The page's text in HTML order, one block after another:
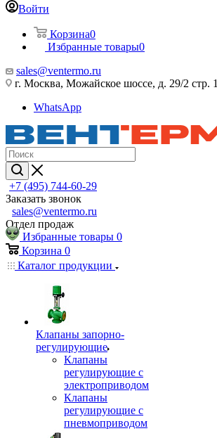
Войти
Корзина0
Избранные товары0
sales@ventermo.ru
г. Москва, Можайское шоссе, д. 29/2 стр. 1
WhatsApp
+7 (495) 744-60-29
Заказать звонок
sales@ventermo.ru
Отдел продаж
Избранные товары 0
Корзина 0
Каталог продукции
Клапаны запорно-
регулирующие
Клапаны
регулирующие с
электроприводом
Клапаны
регулирующие с
пневмоприводом